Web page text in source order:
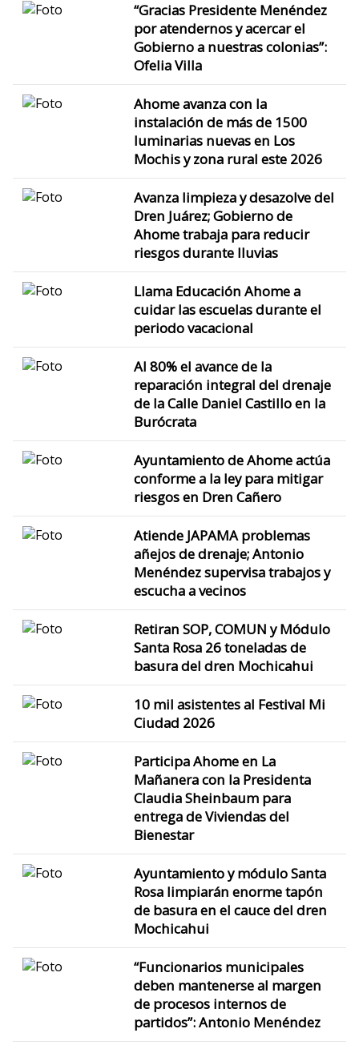
“Gracias Presidente Menéndez
por atendernos y acercar el
Gobierno a nuestras colonias”:
Ofelia Villa
Ahome avanza con la
instalación de más de 1500
luminarias nuevas en Los
Mochis y zona rural este 2026
Avanza limpieza y desazolve del
Dren Juárez; Gobierno de
Ahome trabaja para reducir
riesgos durante lluvias
Llama Educación Ahome a
cuidar las escuelas durante el
periodo vacacional
Al 80% el avance de la
reparación integral del drenaje
de la Calle Daniel Castillo en la
Burócrata
Ayuntamiento de Ahome actúa
conforme a la ley para mitigar
riesgos en Dren Cañero
Atiende JAPAMA problemas
añejos de drenaje; Antonio
Menéndez supervisa trabajos y
escucha a vecinos
Retiran SOP, COMUN y Módulo
Santa Rosa 26 toneladas de
basura del dren Mochicahui
10 mil asistentes al Festival Mi
Ciudad 2026
Participa Ahome en La
Mañanera con la Presidenta
Claudia Sheinbaum para
entrega de Viviendas del
Bienestar
Ayuntamiento y módulo Santa
Rosa limpiarán enorme tapón
de basura en el cauce del dren
Mochicahui
“Funcionarios municipales
deben mantenerse al margen
de procesos internos de
partidos”: Antonio Menéndez